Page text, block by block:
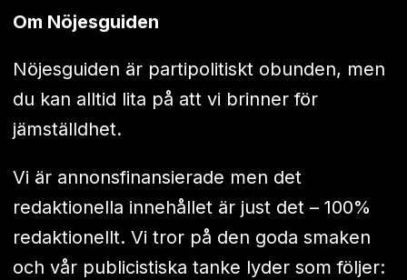
Om Nöjesguiden
Nöjesguiden är partipolitiskt obunden, men
du kan alltid lita på att vi brinner för
jämställdhet.
Vi är annonsfinansierade men det
redaktionella innehållet är just det – 100%
redaktionellt. Vi tror på den goda smaken
och vår publicistiska tanke lyder som följer: